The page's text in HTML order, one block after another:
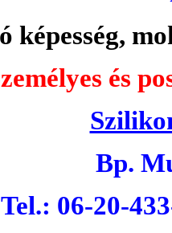
képesség,
és
Bp.
Tel.: 06-20-